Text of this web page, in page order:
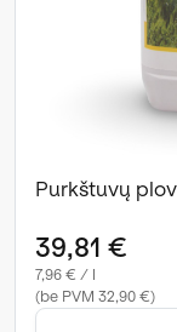
Purkštuvų
39,81 €
7,96 € / l
(be PVM 32,90 €)